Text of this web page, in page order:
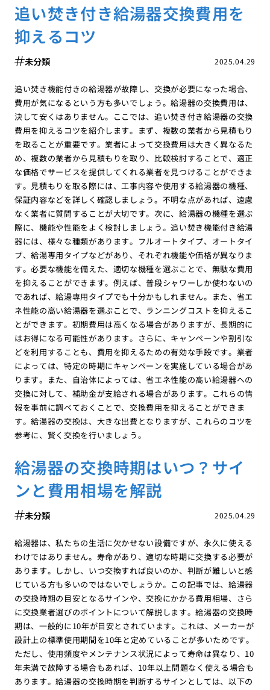
追い焚き付き給湯器交換費用を
抑えるコツ
2025.04.29
未分類
追い焚き機能付きの給湯器が故障し、交換が必要になった場合、
費用が気になるという方も多いでしょう。給湯器の交換費用は、
決して安くはありません。ここでは、追い焚き付き給湯器の交換
費用を抑えるコツを紹介します。まず、複数の業者から見積もり
を取ることが重要です。業者によって交換費用は大きく異なるた
め、複数の業者から見積もりを取り、比較検討することで、適正
な価格でサービスを提供してくれる業者を見つけることができま
す。見積もりを取る際には、工事内容や使用する給湯器の機種、
保証内容などを詳しく確認しましょう。不明な点があれば、遠慮
なく業者に質問することが大切です。次に、給湯器の機種を選ぶ
際に、機能や性能をよく検討しましょう。追い焚き機能付き給湯
器には、様々な種類があります。フルオートタイプ、オートタイ
プ、給湯専用タイプなどがあり、それぞれ機能や価格が異なりま
す。必要な機能を備えた、適切な機種を選ぶことで、無駄な費用
を抑えることができます。例えば、普段シャワーしか使わないの
であれば、給湯専用タイプでも十分かもしれません。また、省エ
ネ性能の高い給湯器を選ぶことで、ランニングコストを抑えるこ
とができます。初期費用は高くなる場合がありますが、長期的に
はお得になる可能性があります。さらに、キャンペーンや割引な
どを利用することも、費用を抑えるための有効な手段です。業者
によっては、特定の時期にキャンペーンを実施している場合があ
ります。また、自治体によっては、省エネ性能の高い給湯器への
交換に対して、補助金が支給される場合があります。これらの情
報を事前に調べておくことで、交換費用を抑えることができま
す。給湯器の交換は、大きな出費となりますが、これらのコツを
参考に、賢く交換を行いましょう。
給湯器の交換時期はいつ？サイ
ンと費用相場を解説
2025.04.29
未分類
給湯器は、私たちの生活に欠かせない設備ですが、永久に使える
わけではありません。寿命があり、適切な時期に交換する必要が
あります。しかし、いつ交換すれば良いのか、判断が難しいと感
じている方も多いのではないでしょうか。この記事では、給湯器
の交換時期の目安となるサインや、交換にかかる費用相場、さら
に交換業者選びのポイントについて解説します。給湯器の交換時
期は、一般的に10年が目安とされています。これは、メーカーが
設計上の標準使用期間を10年と定めていることが多いためです。
ただし、使用頻度やメンテナンス状況によって寿命は異なり、10
年未満で故障する場合もあれば、10年以上問題なく使える場合も
あります。給湯器の交換時期を判断するサインとしては、以下の